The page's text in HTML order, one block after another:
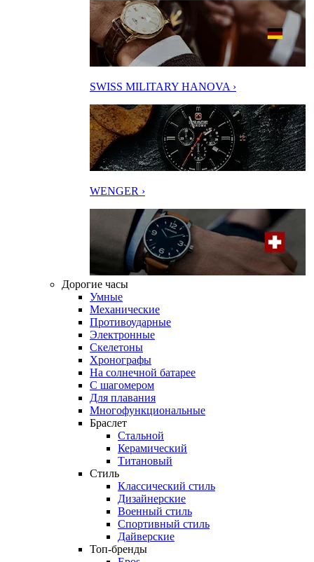
SWISS MILITARY HANOVA ›
WENGER ›
Дорогие часы
Умные
Механические
Противоударные
Электронные
Скелетоны
Хронографы
На солнечной батарее
С шагомером
Для плавания
Многофункциональные
Браслет
Стальной
Керамический
Титановый
Стиль
Классический стиль
Дизайнерские
Военный стиль
Спортивный стиль
Дайверские
Топ-бренды